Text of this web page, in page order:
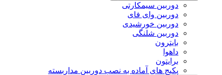
دوربین سیمکارتی
دوربین وای فای
دوربین خورشیدی
دوربین شلنگی
بایترون
داهوا
برایتون
پکیج های آماده به نصب دوربین مداربسته